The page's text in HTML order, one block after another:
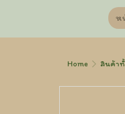
ห
Home สินค้า